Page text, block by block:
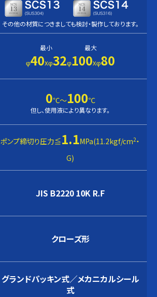
その他の材質につきましても検討・製作しております。
最小
φ40xφ32
最大
φ100xφ80
0℃〜100℃
但し、使用液により異なります。
ポンプ締切り圧力≦1.1MPa(11.2kgf/cm2・
G)
JIS B2220 10K R.F
クローズ形
グランドパッキン式／メカニカルシール
式